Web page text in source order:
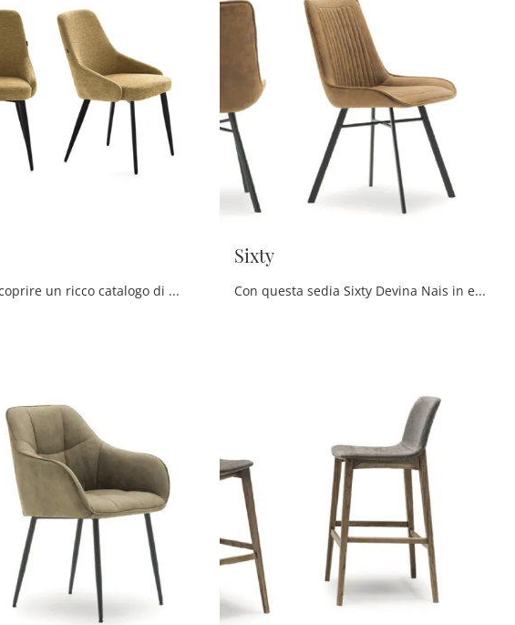
Clicca per scoprire un ricco catalogo di sedie fisse per stanze moderne: il modello Arena di Devina Nais ti aspetta!
Sixty
Con questa sedia Sixty Devina Nais in ecopelle, una delle nostre sedute fisse moderne, potrai completare i tuoi spazi.